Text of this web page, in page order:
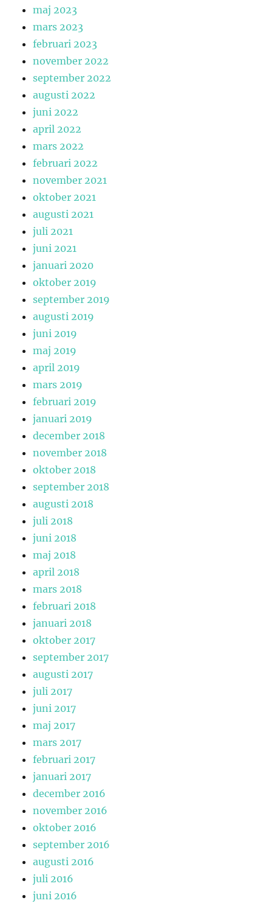
maj 2023
mars 2023
februari 2023
november 2022
september 2022
augusti 2022
juni 2022
april 2022
mars 2022
februari 2022
november 2021
oktober 2021
augusti 2021
juli 2021
juni 2021
januari 2020
oktober 2019
september 2019
augusti 2019
juni 2019
maj 2019
april 2019
mars 2019
februari 2019
januari 2019
december 2018
november 2018
oktober 2018
september 2018
augusti 2018
juli 2018
juni 2018
maj 2018
april 2018
mars 2018
februari 2018
januari 2018
oktober 2017
september 2017
augusti 2017
juli 2017
juni 2017
maj 2017
mars 2017
februari 2017
januari 2017
december 2016
november 2016
oktober 2016
september 2016
augusti 2016
juli 2016
juni 2016